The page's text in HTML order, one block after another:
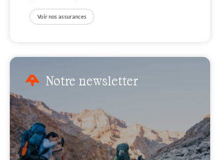
Voir nos assurances
Notre newsletter